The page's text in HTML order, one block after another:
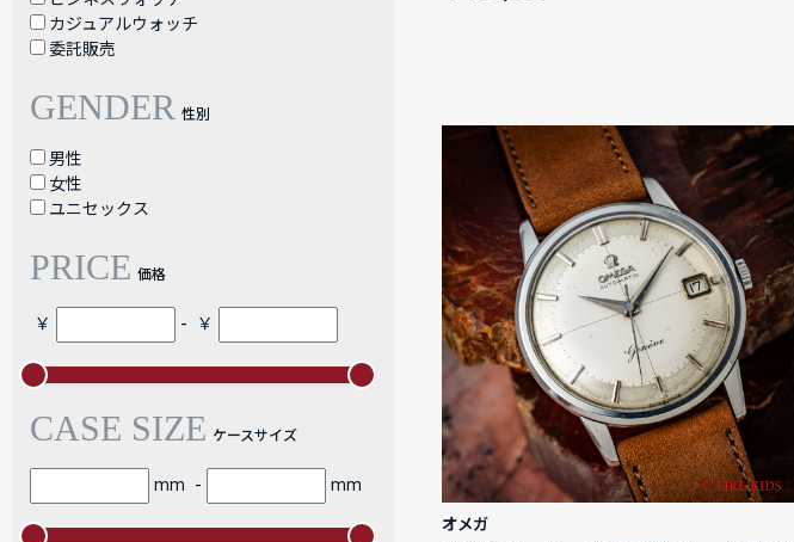
カジュアルウォッチ
委託販売
GENDER 性別
男性
女性
ユニセックス
PRICE 価格
￥ - ￥
CASE SIZE ケースサイズ
mm - mm
オメガ